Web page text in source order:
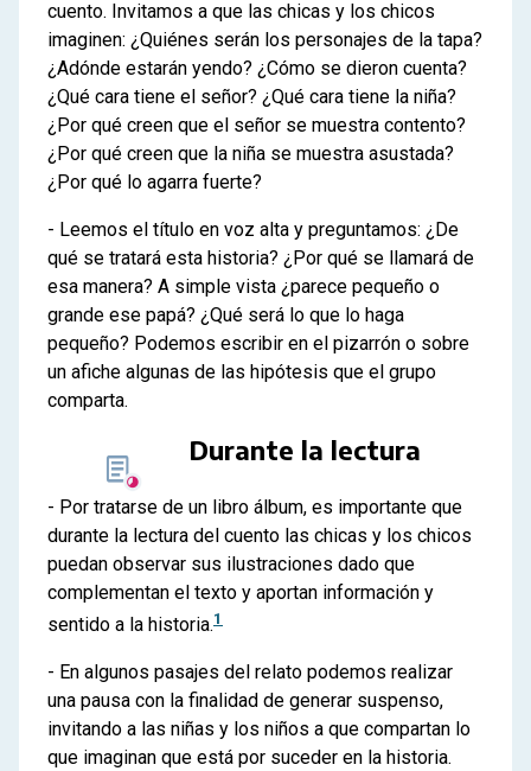
cuento. Invitamos a que las chicas y los chicos
imaginen: ¿Quiénes serán los personajes de la tapa?
¿Adónde estarán yendo? ¿Cómo se dieron cuenta?
¿Qué cara tiene el señor? ¿Qué cara tiene la niña?
¿Por qué creen que el señor se muestra contento?
¿Por qué creen que la niña se muestra asustada?
¿Por qué lo agarra fuerte?
- Leemos el título en voz alta y preguntamos: ¿De
qué se tratará esta historia? ¿Por qué se llamará de
esa manera? A simple vista ¿parece pequeño o
grande ese papá? ¿Qué será lo que lo haga
pequeño? Podemos escribir en el pizarrón o sobre
un afiche algunas de las hipótesis que el grupo
comparta.
Durante la lectura
- Por tratarse de un libro álbum, es importante que
durante la lectura del cuento las chicas y los chicos
puedan observar sus ilustraciones dado que
complementan el texto y aportan información y
sentido a la historia.1
- En algunos pasajes del relato podemos realizar
una pausa con la finalidad de generar suspenso,
invitando a las niñas y los niños a que compartan lo
que imaginan que está por suceder en la historia.